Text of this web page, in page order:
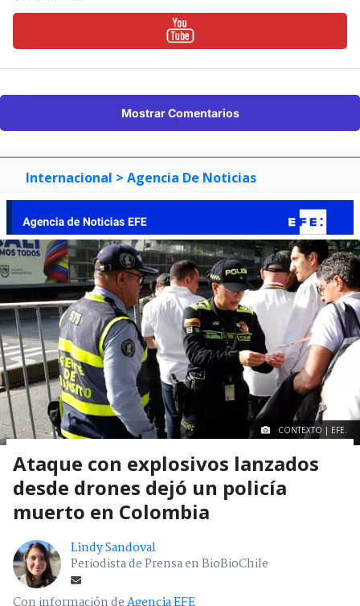
Mostrar Comentarios
Internacional > Agencia De Noticias
CONTEXTO | EFE.
Ataque con explosivos lanzados
desde drones dejó un policía
muerto en Colombia
Lindy Sandoval
Periodista de Prensa en BioBioChile